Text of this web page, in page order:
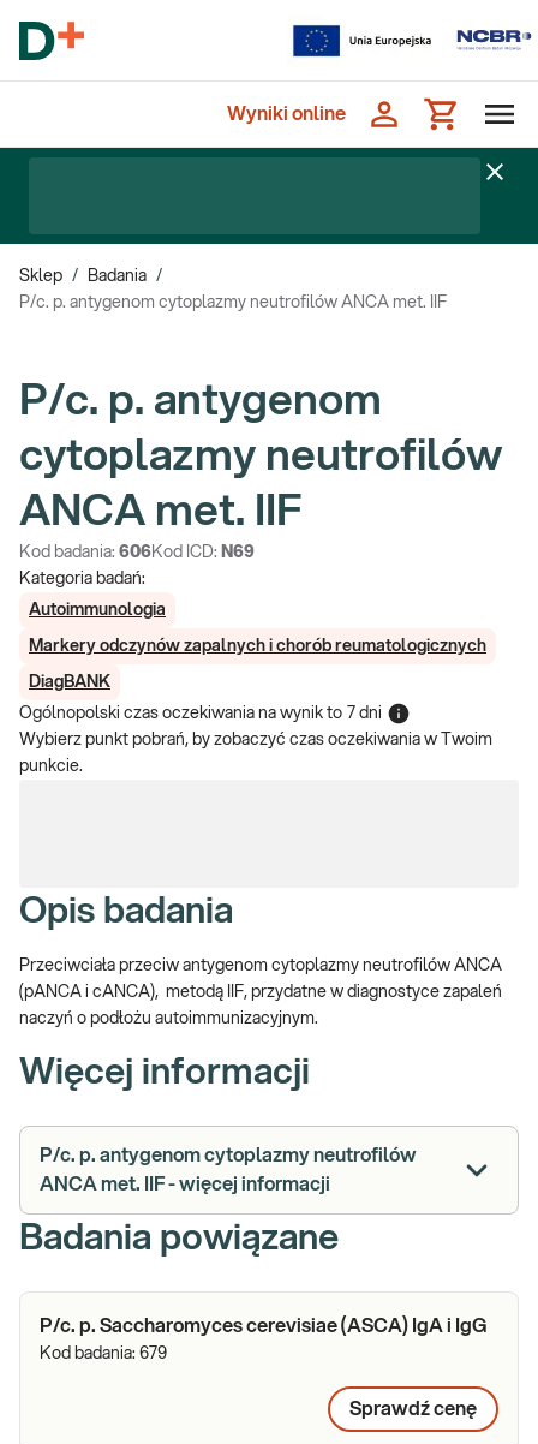
Wyniki online
Sklep / Badania /
P/c. p. antygenom cytoplazmy neutrofilów ANCA met. IIF
P/c. p. antygenom
cytoplazmy neutrofilów
ANCA met. IIF
Kod badania: 606Kod ICD: N69
Kategoria badań:
Autoimmunologia
Markery odczynów zapalnych i chorób reumatologicznych
DiagBANK
Ogólnopolski czas oczekiwania na wynik to 7 dni
Wybierz punkt pobrań, by zobaczyć czas oczekiwania w Twoim
punkcie.
Opis badania
Przeciwciała przeciw antygenom cytoplazmy neutrofilów ANCA
(pANCA i cANCA), metodą IIF, przydatne w diagnostyce zapaleń
naczyń o podłożu autoimmunizacyjnym.
Więcej informacji
P/c. p. antygenom cytoplazmy neutrofilów
ANCA met. IIF - więcej informacji
Badania powiązane
P/c. p. Saccharomyces cerevisiae (ASCA) IgA i IgG
Kod badania: 679
Sprawdź cenę